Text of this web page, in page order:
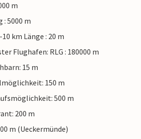
m
5000 m
km Länge : 20 m
Flughafen: RLG : 180000 m
15 m
150 m
500 m
200 m
m (Ueckermünde)